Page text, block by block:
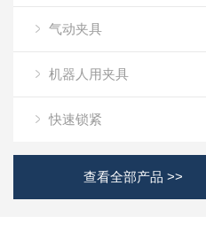
气动夹具
机器人用夹具
快速锁紧
查看全部产品 >>